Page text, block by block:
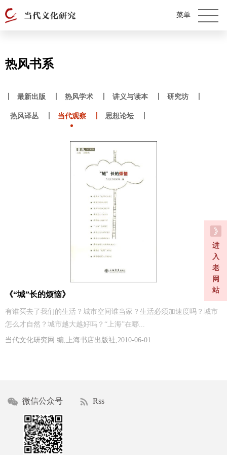
进
入
老
网
站
热风书系
最新出版 热风学术 讲义与读本 研究坊
热风译丛 当代观察 思想论坛
《“城”长的烦恼》
有谁买去了我们的生活？城市空间谁当家？生活必须加速度吗？城市
怎么才自然？城市越大越好吗？“上海”在哪...
当代文化研究网 编,上海书店出版社,2010-06-01
微信公众号 Rss